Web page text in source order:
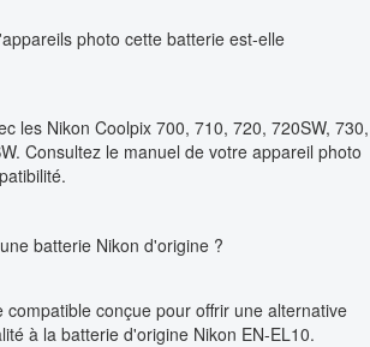
photo cette batterie est-elle
les Nikon Coolpix 700, 710, 720, 720SW, 730,
Consultez le manuel de votre appareil photo
batterie Nikon d'origine ?
compatible conçue pour offrir une alternative
à la batterie d'origine Nikon EN-EL10.